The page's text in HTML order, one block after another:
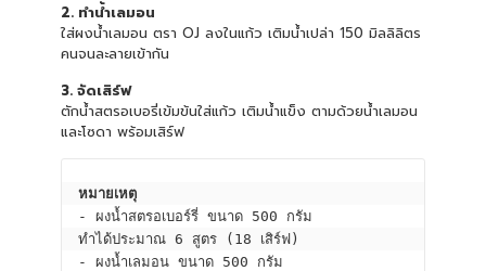
2. ทำน้ำเลมอน
ใส่ผงน้ำเลมอน ตรา OJ ลงในแก้ว เติมน้ำเปล่า 150 มิลลิลิตร
คนจนละลายเข้ากัน
3. จัดเสิร์ฟ
ตักน้ำสตรอเบอรี่เข้มข้นใส่แก้ว เติมน้ำแข็ง ตามด้วยน้ำเลมอน
และโซดา พร้อมเสิร์ฟ
หมายเหตุ
- ผงน้ำสตรอเบอร์รี่ ขนาด 500 กรัม
ทำได้ประมาณ 6 สูตร (18 เสิร์ฟ)
- ผงน้ำเลมอน ขนาด 500 กรัม